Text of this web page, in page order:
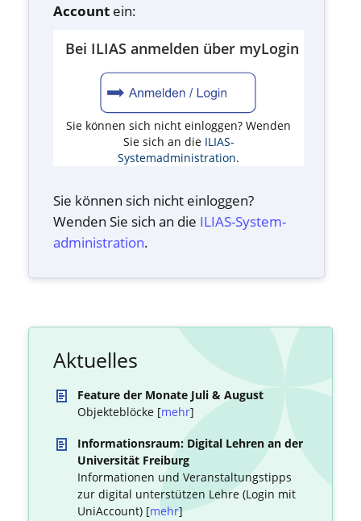
Account ein:
Bei ILIAS anmelden über myLogin
Sie können sich nicht einloggen? Wenden
Sie sich an die ILIAS-
Systemadministration.
Sie können sich nicht einloggen?
Wenden Sie sich an die ILIAS-System­
administration.
Aktuelles
Feature der Monate Juli & August
Objekteblöcke [mehr]
Informationsraum: Digital Lehren an der
Universität Freiburg
Informationen und Veranstaltungstipps
zur digital unterstützen Lehre (Login mit
UniAccount) [mehr]